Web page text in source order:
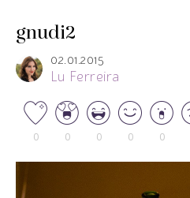
gnudi2
02.01.2015
Lu Ferreira
0 0 0 0 0